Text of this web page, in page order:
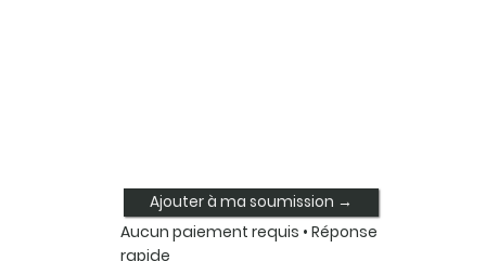
Ajouter à ma soumission →
Aucun paiement requis • Réponse
rapide